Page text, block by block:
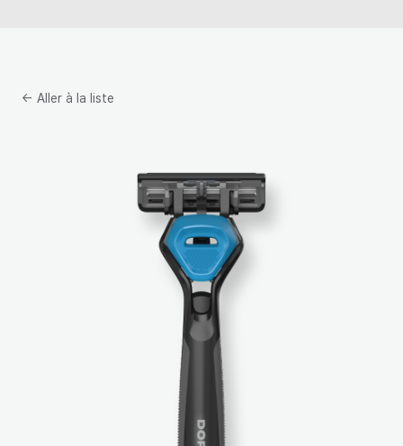
← Aller à la liste